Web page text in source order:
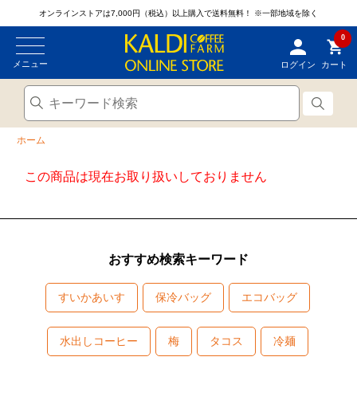
オンラインストアは7,000円（税込）以上購入で送料無料！ ※一部地域を除く
メニュー ログイン
0
カート
ホーム
この商品は現在お取り扱いしておりません
おすすめ検索キーワード
すいかあいす 保冷バッグ エコバッグ
水出しコーヒー 梅 タコス 冷麺